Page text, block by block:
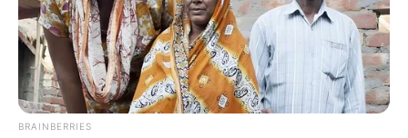
BRAINBERRIES